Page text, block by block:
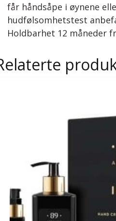
får håndsåpe i øynene
hudfølsomhetstest
Holdbarhet 12 måneder